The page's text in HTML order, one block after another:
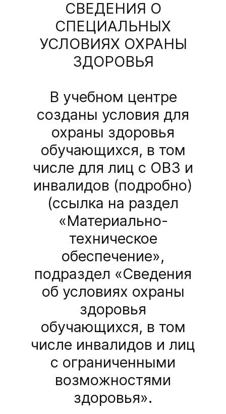
СВЕДЕНИЯ О
СПЕЦИАЛЬНЫХ
УСЛОВИЯХ ОХРАНЫ
ЗДОРОВЬЯ
В учебном центре
созданы условия для
охраны здоровья
обучающихся, в том
числе для лиц с ОВЗ и
инвалидов (подробно)
(ссылка на раздел
«Материально-
техническое
обеспечение»,
подраздел «Сведения
об условиях охраны
здоровья
обучающихся, в том
числе инвалидов и лиц
с ограниченными
возможностями
здоровья».